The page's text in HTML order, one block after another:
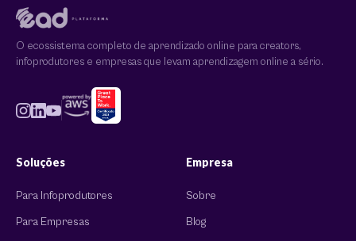
O ecossistema completo de aprendizado online para creators,
infoprodutores e empresas que levam aprendizagem online a sério.
Soluções
Para Infoprodutores
Para Empresas
Empresa
Sobre
Blog